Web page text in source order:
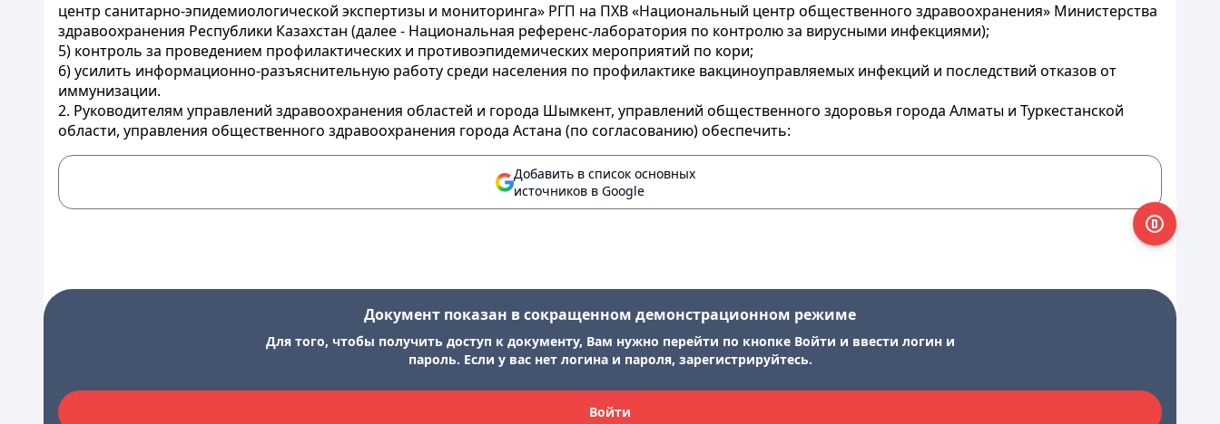
центр санитарно-эпидемиологической экспертизы и мониторинга» РГП на ПХВ «Национальный центр общественного здравоохранения» Министерства
здравоохранения Республики Казахстан (далее - Национальная референс-лаборатория по контролю за вирусными инфекциями);
5) контроль за проведением профилактических и противоэпидемических мероприятий по кори;
6) усилить информационно-разъяснительную работу среди населения по профилактике вакциноуправляемых инфекций и последствий отказов от
иммунизации.
2. Руководителям управлений здравоохранения областей и города Шымкент, управлений общественного здоровья города Алматы и Туркестанской
области, управления общественного здравоохранения города Астана (по согласованию) обеспечить:
Добавить в список основных
источников в Google
Документ показан в сокращенном демонстрационном режиме
Для того, чтобы получить доступ к документу, Вам нужно перейти по кнопке Войти и ввести логин и
пароль. Если у вас нет логина и пароля, зарегистрируйтесь.
Войти